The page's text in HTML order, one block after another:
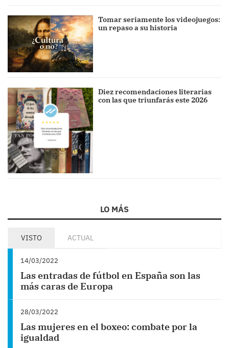
Tomar seriamente los videojuegos:
un repaso a su historia
Diez recomendaciones literarias
con las que triunfarás este 2026
LO MÁS
VISTO ACTUAL
14/03/2022
Las entradas de fútbol en España son las
más caras de Europa
28/03/2022
Las mujeres en el boxeo: combate por la
igualdad